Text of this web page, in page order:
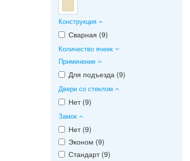
Конструкция
Сварная (9)
Количество ячеек
Применение
Для подъезда (9)
Двери со стеклом
Нет (9)
Замок
Нет (9)
Эконом (9)
Стандарт (9)